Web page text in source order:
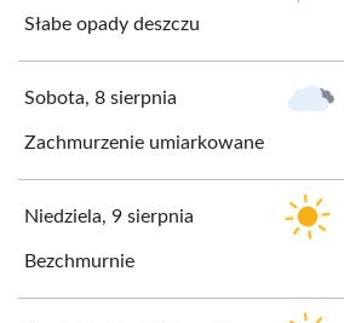
Słabe opady deszczu
Sobota, 8 sierpnia
Zachmurzenie umiarkowane
Niedziela, 9 sierpnia
Bezchmurnie